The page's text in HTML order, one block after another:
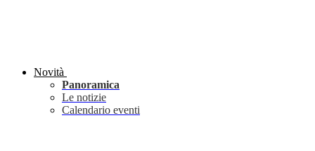
Novità
Panoramica
Le notizie
Calendario eventi